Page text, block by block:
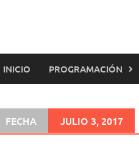
INICIO PROGRAMACIÓN
FECHA JULIO 3, 2017